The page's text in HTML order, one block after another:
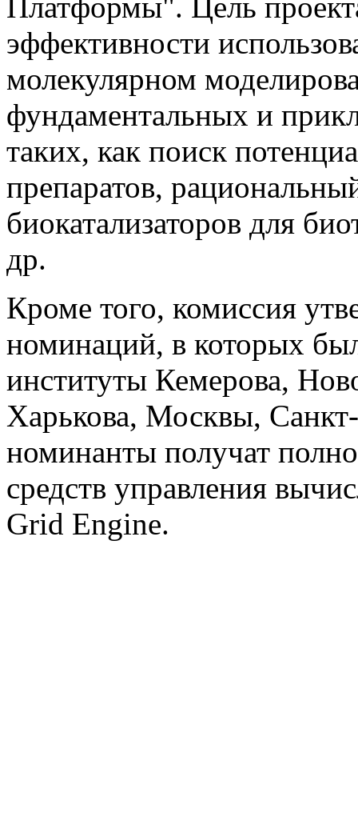
эффективности
молекулярном
фундаментальных и
таких, как поиск
препаратов,
биокатализаторов для
др.
Кроме того, комиссия
номинаций, в которых
институты Кемерова,
Харькова, Москвы,
номинанты получат
средств управления
Grid Engine.